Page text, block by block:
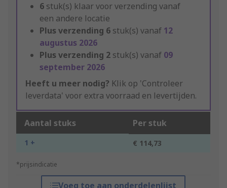
6 stuk(s) klaar voor verzending vanaf
een andere locatie
Plus verzending 6 stuk(s) vanaf 12
augustus 2026
Plus verzending 2 stuk(s) vanaf 09
september 2026
Heeft u meer nodig? Klik op 'Controleer
leverdata' voor extra voorraad en levertijden.
Aantal stuks Per stuk
1 + € 114,73
*prijsindicatie
Voeg toe aan onderdelenlijst